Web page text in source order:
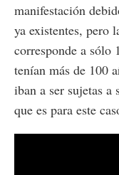
manifestación
ya existentes, pero
corresponde a sólo
tenían más de 100
iban a ser sujetas
que es para este